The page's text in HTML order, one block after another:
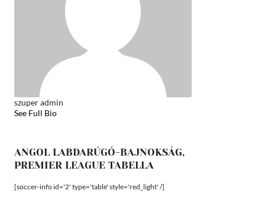
szuper admin
See Full Bio
ANGOL LABDARÚGÓ-BAJNOKSÁG,
PREMIER LEAGUE TABELLA
[soccer-info id='2' type='table' style='red_light' /]